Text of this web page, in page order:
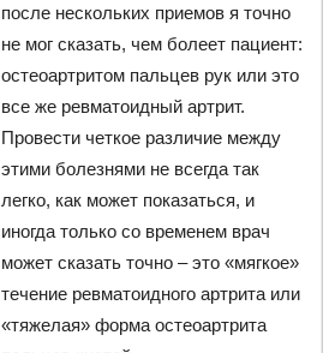
после нескольких приемов я точно
не мог сказать, чем болеет пациент:
остеоартритом пальцев рук или это
все же ревматоидный артрит.
Провести четкое различие между
этими болезнями не всегда так
легко, как может показаться, и
иногда только со временем врач
может сказать точно – это «мягкое»
течение ревматоидного артрита или
«тяжелая» форма остеоартрита